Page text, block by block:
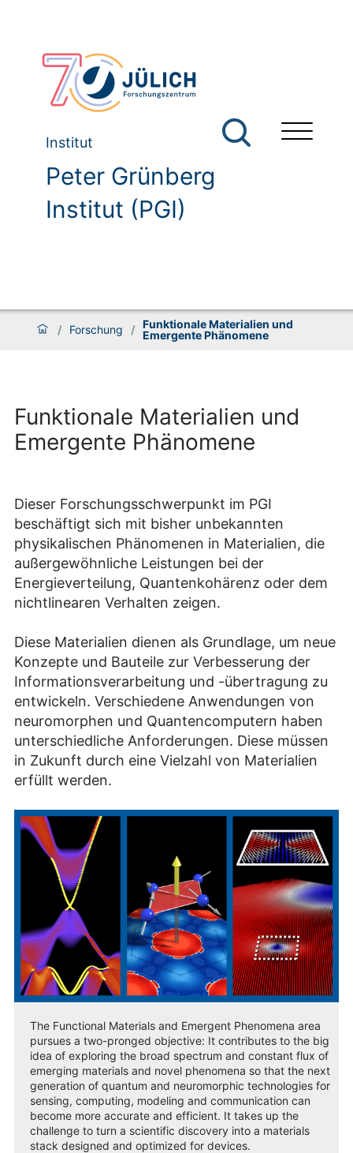
Institut
Peter Grünberg
Institut (PGI)
/ Forschung / Funktionale Materialien und
Emergente Phänomene
Funktionale Materialien und
Emergente Phänomene
Dieser Forschungsschwerpunkt im PGI
beschäftigt sich mit bisher unbekannten
physikalischen Phänomenen in Materialien, die
außergewöhnliche Leistungen bei der
Energieverteilung, Quantenkohärenz oder dem
nichtlinearen Verhalten zeigen.
Diese Materialien dienen als Grundlage, um neue
Konzepte und Bauteile zur Verbesserung der
Informationsverarbeitung und -übertragung zu
entwickeln. Verschiedene Anwendungen von
neuromorphen und Quantencomputern haben
unterschiedliche Anforderungen. Diese müssen
in Zukunft durch eine Vielzahl von Materialien
erfüllt werden.
The Functional Materials and Emergent Phenomena area
pursues a two-pronged objective: It contributes to the big
idea of exploring the broad spectrum and constant flux of
emerging materials and novel phenomena so that the next
generation of quantum and neuromorphic technologies for
sensing, computing, modeling and communication can
become more accurate and efficient. It takes up the
challenge to turn a scientific discovery into a materials
stack designed and optimized for devices.